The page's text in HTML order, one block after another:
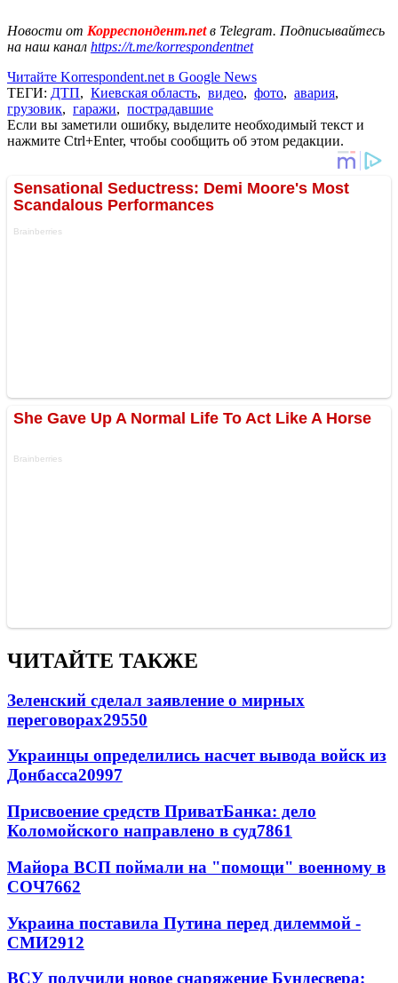
Новости от Корреспондент.netв Telegram. Подписывайтесь
на наш канал https://t.me/korrespondentnet
Читайте Korrespondent.net в Google News
ТЕГИ: ДТП, Киевская область, видео, фото, авария,
грузовик, гаражи, пострадавшие
Если вы заметили ошибку, выделите необходимый текст и
нажмите Ctrl+Enter, чтобы сообщить об этом редакции.
ЧИТАЙТЕ ТАКЖЕ
Зеленский сделал заявление о мирных
переговорах29550
Украинцы определились насчет вывода войск из
Донбасса20997
Присвоение средств ПриватБанка: дело
Коломойского направлено в суд7861
Майора ВСП поймали на "помощи" военному в
СОЧ7662
Украина поставила Путина перед дилеммой -
СМИ2912
ВСУ получили новое снаряжение Бундесвера: